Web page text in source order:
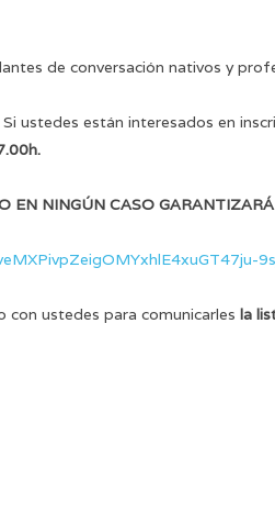
de conversación nativos y
ustedes están interesados en
EN NINGÚN CASO
ustedes para comunicarles la